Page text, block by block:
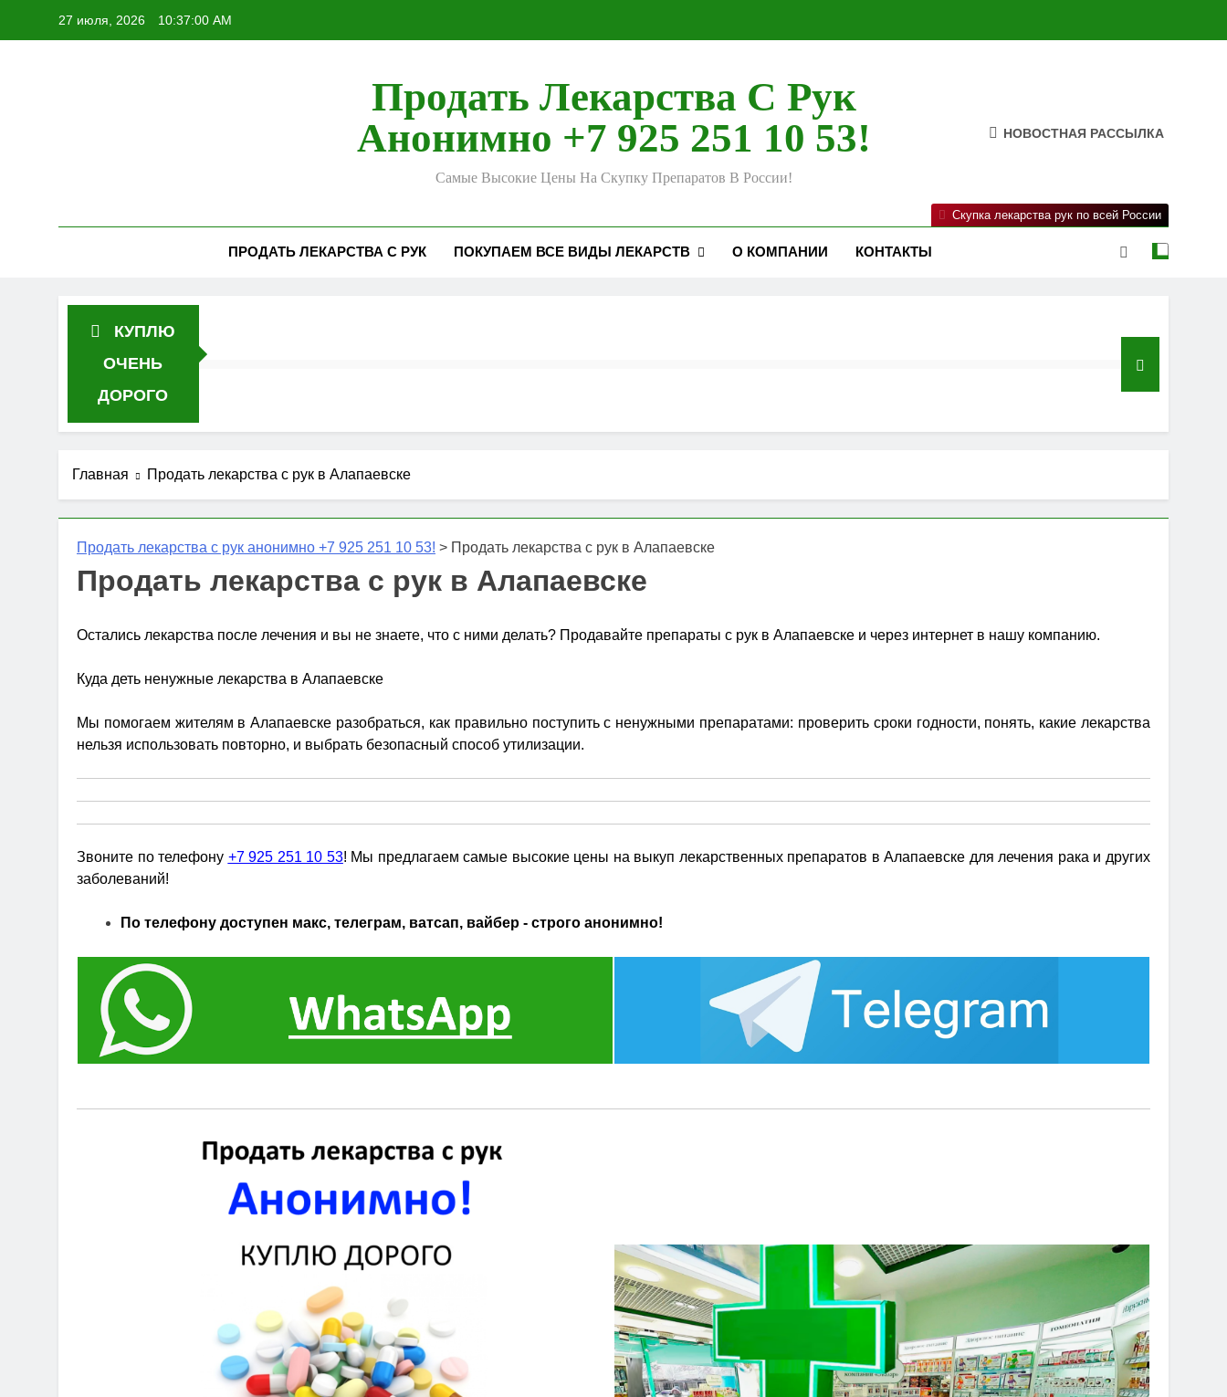
27 июля, 2026 10:37:01 AM
Продать Лекарства С Рук
Анонимно +7 925 251 10 53!
Самые Высокие Цены На Скупку Препаратов В России!
НОВОСТНАЯ РАССЫЛКА
ПРОДАТЬ ЛЕКАРСТВА С РУК ПОКУПАЕМ ВСЕ ВИДЫ ЛЕКАРСТВ О КОМПАНИИ КОНТАКТЫ
Скупка лекарства рук по всей России
КУПЛЮ
ОЧЕНЬ
ДОРОГО
Главная Продать лекарства с рук в Алапаевске
Продать лекарства с рук анонимно +7 925 251 10 53! > Продать лекарства с рук в Алапаевске
Продать лекарства с рук в Алапаевске
Остались лекарства после лечения и вы не знаете, что с ними делать? Продавайте препараты с рук в Алапаевске и через интернет в нашу компанию.
Куда деть ненужные лекарства в Алапаевске
Мы помогаем жителям в Алапаевске разобраться, как правильно поступить с ненужными препаратами: проверить сроки годности, понять, какие лекарства
нельзя использовать повторно, и выбрать безопасный способ утилизации.
Звоните по телефону +7 925 251 10 53! Мы предлагаем самые высокие цены на выкуп лекарственных препаратов в Алапаевске для лечения рака и других
заболеваний!
По телефону доступен макс, телеграм, ватсап, вайбер - строго анонимно!